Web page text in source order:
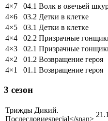
4×7
04.1 Волк в овечьей
4×6
03.2 Детки в клетке
4×5
03.1 Детки в клетке
4×4
02.2 Призрачные
4×3
02.1 Призрачные
4×2
01.2 Возвращение героя
4×1
01.1 Возвращение героя
3 сезон
Трижды Дикий.
Послесловиеspecial</span>